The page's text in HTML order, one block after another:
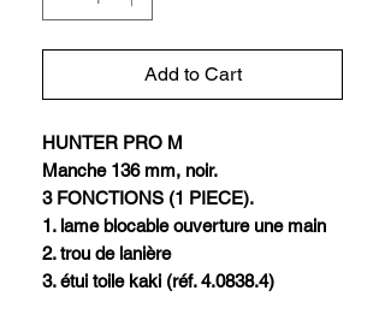
Add to Cart
HUNTER PRO M
Manche 136 mm, noir.
3 FONCTIONS (1 PIECE).
1. lame blocable ouverture une main
2. trou de lanière
3. étui toile kaki (réf. 4.0838.4)